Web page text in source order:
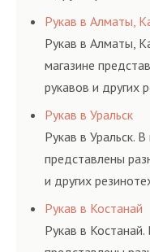
соответствующих
и нормативам.
Рукав в Алматы,
Рукав в Алматы,
магазине
рукавов и других
соответствующих
и нормативам.
Рукав в Уральск
Рукав в Уральск.
представлены
и других
соответствующих
и нормативам.
Рукав в Костанай
Рукав в